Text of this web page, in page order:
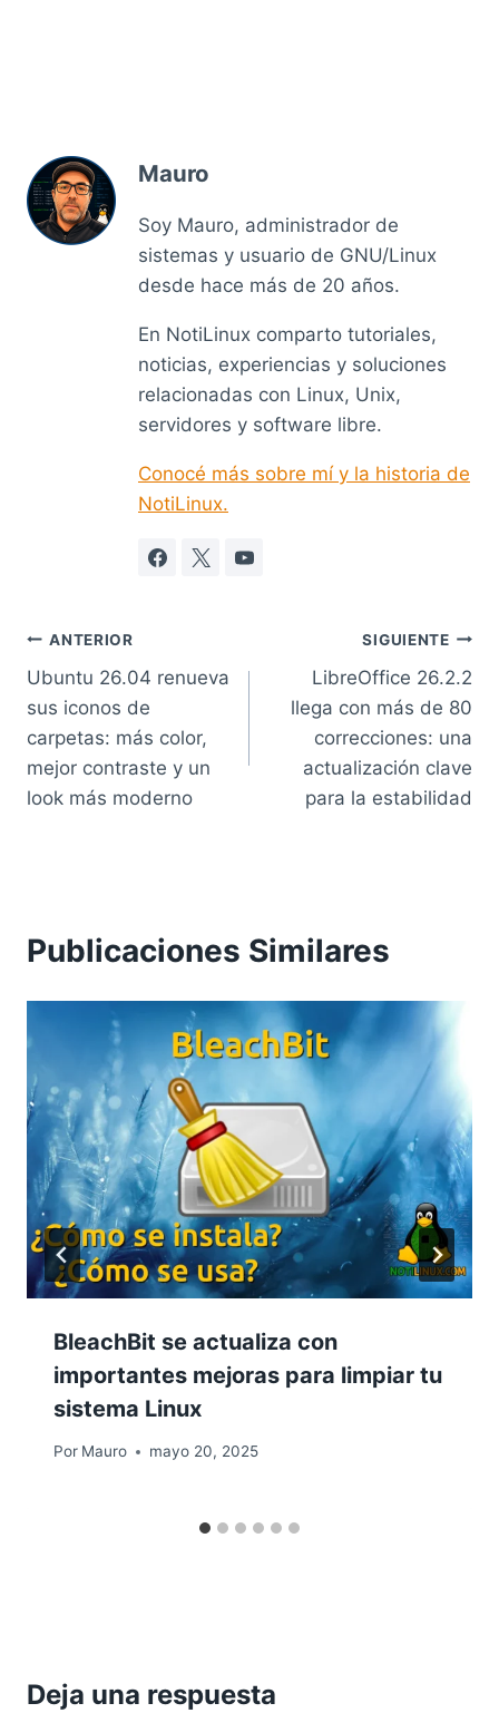
Mauro
Soy Mauro, administrador de
sistemas y usuario de GNU/Linux
desde hace más de 20 años.
En NotiLinux comparto tutoriales,
noticias, experiencias y soluciones
relacionadas con Linux, Unix,
servidores y software libre.
Conocé más sobre mí y la historia de
NotiLinux.
Navegación
de
entradas
ANTERIOR
Ubuntu 26.04 renueva
sus iconos de
carpetas: más color,
mejor contraste y un
look más moderno
SIGUIENTE
LibreOffice 26.2.2
llega con más de 80
correcciones: una
actualización clave
para la estabilidad
Publicaciones Similares
BleachBit se actualiza con
importantes mejoras para limpiar tu
sistema Linux
Por Mauro mayo 20, 2025
Deja una respuesta